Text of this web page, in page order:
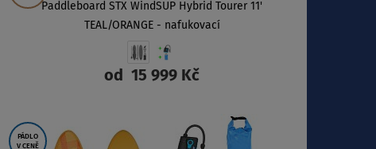
Paddleboard STX WindSUP Hybrid Tourer 11'
TEAL/ORANGE - nafukovací
od 15 999 Kč
PÁDLO
V CENĚ